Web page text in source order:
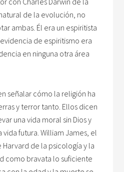
de la evolución, no
ambas. Él era un espiritista
de espiritismo era
en ninguna otra área
señalar cómo la religión ha
y terror tanto. Ellos dicen
una vida moral sin Dios y
vida futura. William James, el
de la psicología y la
como bravata lo suficiente